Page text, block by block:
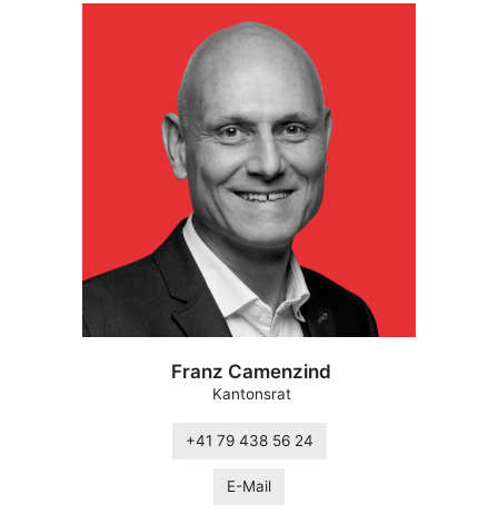
Franz Camenzind
Kantonsrat
+41 79 438 56 24
E-Mail